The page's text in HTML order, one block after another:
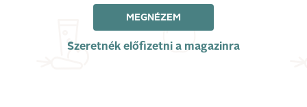
MEGNÉZEM
Szeretnék előfizetni a magazinra